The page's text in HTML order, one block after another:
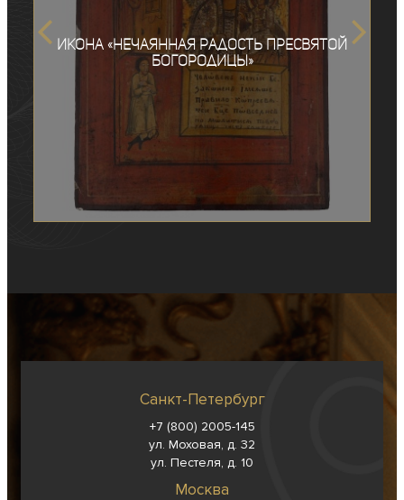
Икона «Нечаянная Радость Пресвятой
Богородицы»
Санкт-Петербург
+7 (800) 2005-145
ул. Моховая, д. 32
ул. Пестеля, д. 10
Москва